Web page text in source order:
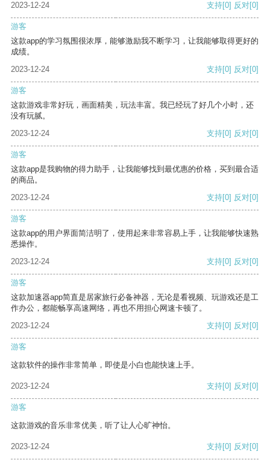
2023-12-24
支持[0] 反对[0]
游客
这款app的学习氛围很浓厚，能够激励我不断学习，让我能够取得更好的
成绩。
2023-12-24
支持[0] 反对[0]
游客
这款游戏非常好玩，画面精美，玩法丰富。我已经玩了好几个小时，还
没有玩腻。
2023-12-24
支持[0] 反对[0]
游客
这款app是我购物的得力助手，让我能够找到最优惠的价格，买到最合适
的商品。
2023-12-24
支持[0] 反对[0]
游客
这款app的用户界面简洁明了，使用起来非常容易上手，让我能够快速熟
悉操作。
2023-12-24
支持[0] 反对[0]
游客
这款加速器app简直是居家旅行必备神器，无论是看视频、玩游戏还是工
作办公，都能畅享高速网络，再也不用担心网速卡顿了。
2023-12-24
支持[0] 反对[0]
游客
这款软件的操作非常简单，即使是小白也能快速上手。
2023-12-24 支持[0] 反对[0]
游客
这款游戏的音乐非常优美，听了让人心旷神怡。
2023-12-24 支持[0] 反对[0]